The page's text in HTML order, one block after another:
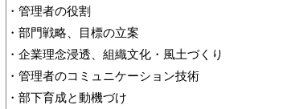
・管理者の役割
・部門戦略、目標の立案
・企業理念浸透、組織文化・風土づくり
・管理者のコミュニケーション技術
・部下育成と動機づけ